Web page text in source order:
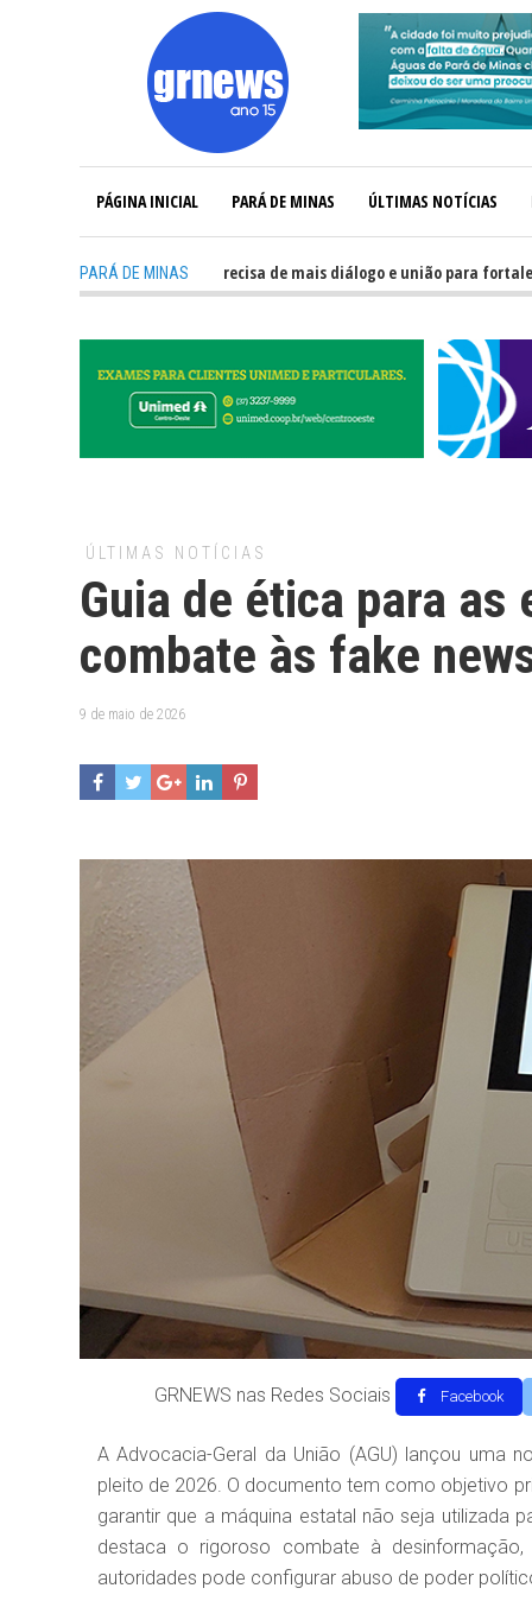
PÁGINA INICIAL PARÁ DE MINAS ÚLTIMAS NOTÍCIAS
PARÁ DE MINAS
GRNEWS TV: Política precisa de mais diálogo e união para fortalecer
ÚLTIMAS NOTÍCIAS
Guia de ética para
combate às fake
9 de maio de 2026
GRNEWS nas Redes Sociais Facebook
A Advocacia-Geral da União (AGU) lançou uma
pleito de 2026. O documento tem como objetivo
garantir que a máquina estatal não seja utilizada
destaca o rigoroso combate à
autoridades pode configurar abuso de poder